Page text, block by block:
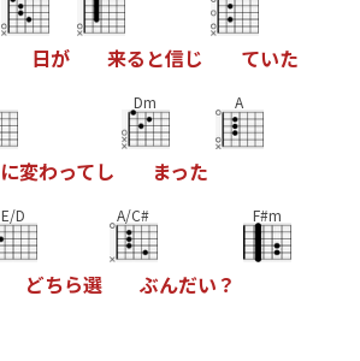
日が 来る と信じ ていた
に変わってし
Dm
まった
A
E/D
どちら選
A/C#
ぶんだい ？
F#m